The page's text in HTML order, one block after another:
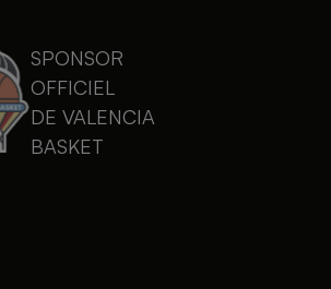
SPONSOR
OFFICIEL
DE VALENCIA
BASKET